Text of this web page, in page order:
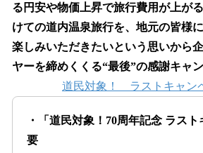
る円安や物価上昇で旅行費用が上が
けての道内温泉旅行を、地元の皆様
楽しみいただきたいという思いから
ヤーを締めくくる“最後”の感謝キャ
道民対象！ ラストキャン
・「道民対象！70周年記念 ラス
要